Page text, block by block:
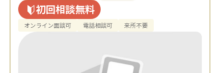
初回相談無料
オンライン面談可 電話相談可 来所不要